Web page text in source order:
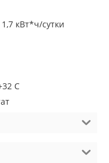
1,7 кВт*ч/сутки
С